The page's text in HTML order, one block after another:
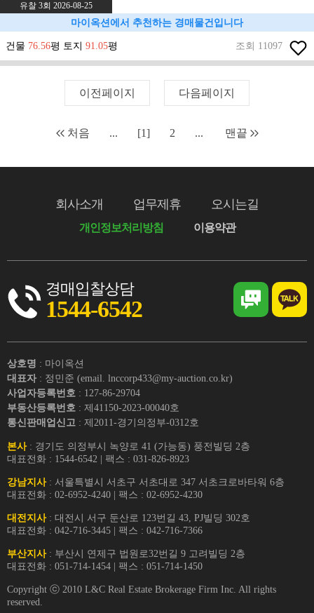
유찰 3회 2026-08-25
마이옥션에서 추천하는 경매물건입니다
건물 76.56평 토지 91.05평 조회 11097
이전페이지 다음페이지
처음 ... [1] 2 ... 맨끝
회사소개 업무제휴 오시는길
개인정보처리방침 이용약관
경매입찰상담
1544-6542
상호명 : 마이옥션
대표자 : 정민준 (email. lnccorp433@my-auction.co.kr)
사업자등록번호 : 127-86-29704
부동산등록번호 : 제41150-2023-00040호
통신판매업신고 : 제2011-경기의정부-0312호
본사: 경기도 의정부시 녹양로 41 (가능동) 풍전빌딩 2층
대표전화 : 1544-6542 | 팩스 : 031-826-8923
강남지사: 서울특별시 서초구 서초대로 347 서초크로바타워 6층
대표전화 : 02-6952-4240 | 팩스 : 02-6952-4230
대전지사: 대전시 서구 둔산로 123번길 43, PJ빌딩 302호
대표전화 : 042-716-3445 | 팩스 : 042-716-7366
부산지사: 부산시 연제구 법원로32번길 9 고려빌딩 2층
대표전화 : 051-714-1454 | 팩스 : 051-714-1450
Copyright ⓒ 2010 L&C Real Estate Brokerage Firm Inc. All rights
reserved.